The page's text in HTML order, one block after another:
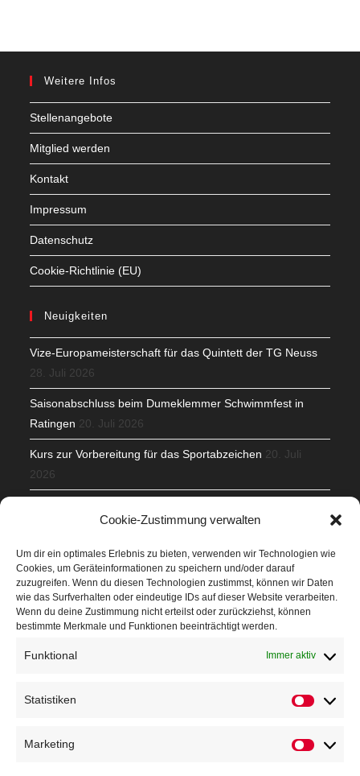
Cookie-Zustimmung verwalten
Um dir ein optimales Erlebnis zu bieten, verwenden wir Technologien wie
Cookies, um Geräteinformationen zu speichern und/oder darauf
zuzugreifen. Wenn du diesen Technologien zustimmst, können wir Daten
wie das Surfverhalten oder eindeutige IDs auf dieser Website verarbeiten.
Wenn du deine Zustimmung nicht erteilst oder zurückziehst, können
bestimmte Merkmale und Funktionen beeinträchtigt werden.
Funktional Immer aktiv
Statistiken
Marketing
Weitere Infos
Stellenangebote
Mitglied werden
Kontakt
Impressum
Datenschutz
Cookie-Richtlinie (EU)
Neuigkeiten
Vize-Europameisterschaft für das Quintett der TG Neuss
28. Juli 2026
Saisonabschluss beim Dumeklemmer Schwimmfest in
Ratingen 20. Juli 2026
Kurs zur Vorbereitung für das Sportabzeichen 20. Juli
2026
Veranstaltungen
Höffner Run
Kindersportfest